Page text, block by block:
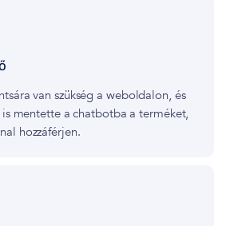
van szükség a weboldalon, és
mentette a chatbotba a terméket,
hozzáférjen.